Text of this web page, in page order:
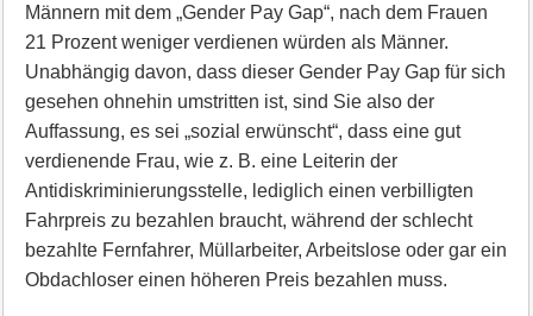
Männern mit dem „Gender Pay Gap“, nach dem Frauen
21 Prozent weniger verdienen würden als Männer.
Unabhängig davon, dass dieser Gender Pay Gap für sich
gesehen ohnehin umstritten ist, sind Sie also der
Auffassung, es sei „sozial erwünscht“, dass eine gut
verdienende Frau, wie z. B. eine Leiterin der
Antidiskriminierungsstelle, lediglich einen verbilligten
Fahrpreis zu bezahlen braucht, während der schlecht
bezahlte Fernfahrer, Müllarbeiter, Arbeitslose oder gar ein
Obdachloser einen höheren Preis bezahlen muss.